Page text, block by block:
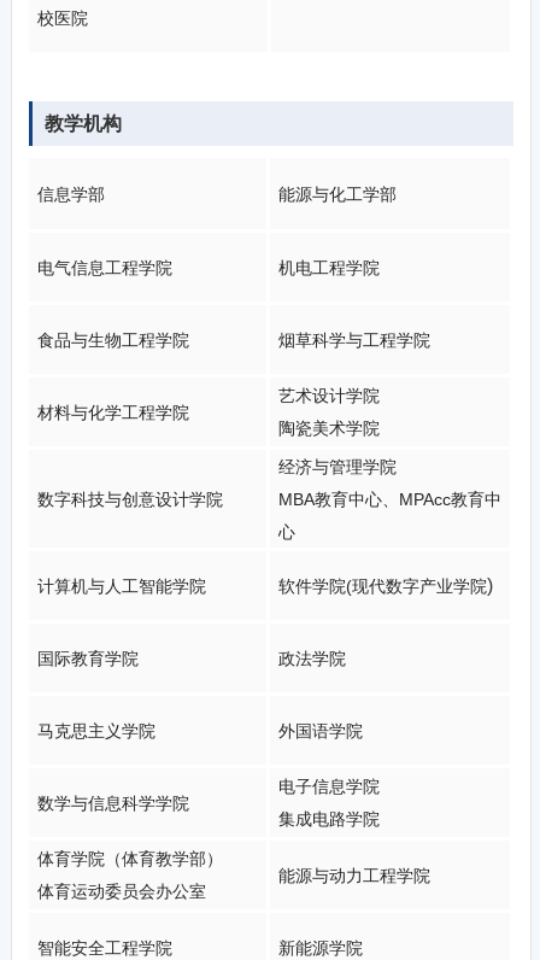
校医院
教学机构
信息学部 能源与化工学部
电气信息工程学院 机电工程学院
食品与生物工程学院 烟草科学与工程学院
材料与化学工程学院
艺术设计学院
陶瓷美术学院
数字科技与创意设计学院
经济与管理学院
MBA教育中心、MPAcc教育中
心
计算机与人工智能学院 软件学院(现代数字产业学院)
国际教育学院 政法学院
马克思主义学院 外国语学院
数学与信息科学学院
电子信息学院
集成电路学院
体育学院（体育教学部）
体育运动委员会办公室
能源与动力工程学院
智能安全工程学院 新能源学院